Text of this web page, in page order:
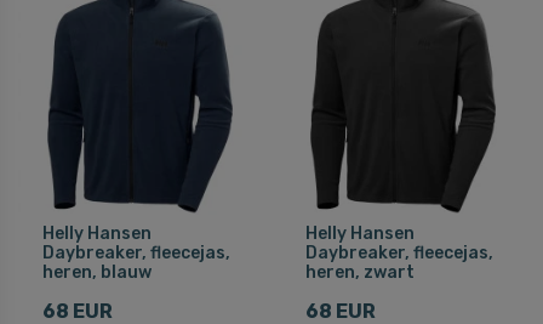
Helly Hansen
Daybreaker, fleecejas,
heren, blauw
68 EUR
Helly Hansen
Daybreaker, fleecejas,
heren, zwart
68 EUR